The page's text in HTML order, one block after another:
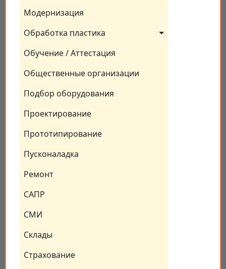
Модернизация
Обработка пластика
Обучение / Аттестация
Общественные организации
Подбор оборудования
Проектирование
Прототипирование
Пусконаладка
Ремонт
САПР
СМИ
Склады
Страхование